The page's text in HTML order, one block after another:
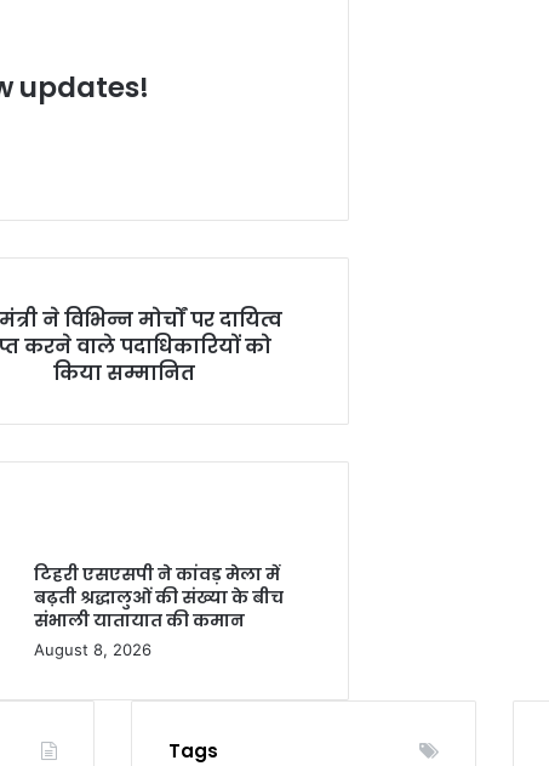
updates!
ने विभिन्न मोर्चों पर दायित्व
करने वाले पदाधिकारियों को
किया सम्मानित
टिहरी एसएसपी ने कांवड़ मेला में
बढ़ती श्रद्धालुओं की संख्या के बीच
संभाली यातायात की कमान
August 8, 2026
Tags